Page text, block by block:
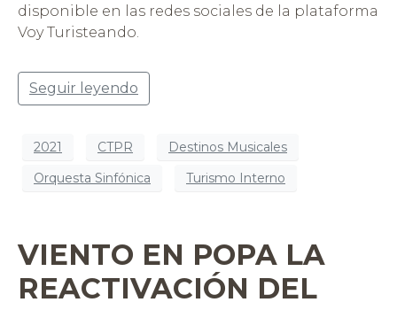
disponible en las redes sociales de la plataforma
Voy Turisteando.
Seguir leyendo
2021 CTPR
Destinos Musicales
Orquesta Sinfónica
Turismo Interno
VIENTO EN POPA LA
REACTIVACIÓN DEL